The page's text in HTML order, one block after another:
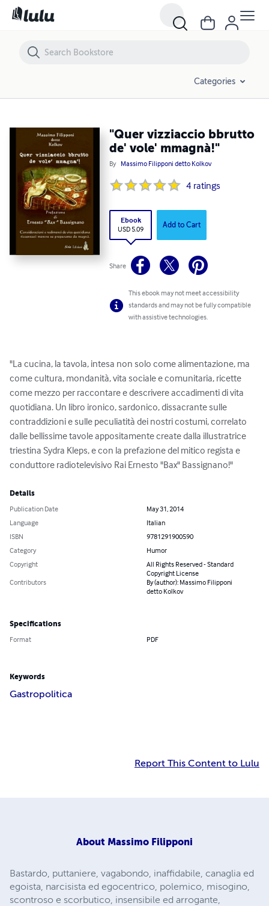
Categories
"Quer vizziaccio bbrutto
de' vole' mmagnà!"
By Massimo Filipponi detto Kolkov
4ratings
Ebook
USD 5.09 Add to Cart
Share
This ebook may not meet accessibility
standards and may not be fully compatible
with assistive technologies.
"La cucina, la tavola, intesa non solo come alimentazione, ma
come cultura, mondanità, vita sociale e comunitaria, ricette
come mezzo per raccontare e descrivere accadimenti di vita
quotidiana. Un libro ironico, sardonico, dissacrante sulle
contraddizioni e sulle peculiatità dei nostri costumi, correlato
dalle bellissime tavole appositamente create dalla illustratrice
triestina Sydra Kleps, e con la prefazione del mitico regista e
conduttore radiotelevisivo Rai Ernesto "Bax" Bassignano!"
Details
Publication Date
May 31, 2014
Language
Italian
ISBN
9781291900590
Category
Humor
Copyright
All Rights Reserved - Standard
Copyright License
Contributors By (author): Massimo Filipponi
detto Kolkov
Specifications
Format PDF
Keywords
Gastropolitica
Report This Content to Lulu
About Massimo Filipponi
Bastardo, puttaniere, vagabondo, inaffidabile, canaglia ed
egoista, narcisista ed egocentrico, polemico, misogino,
scontroso e scorbutico, insensibile ed arrogante,
"Quer vizziaccio bbrutto de' vole' mmagnà!"